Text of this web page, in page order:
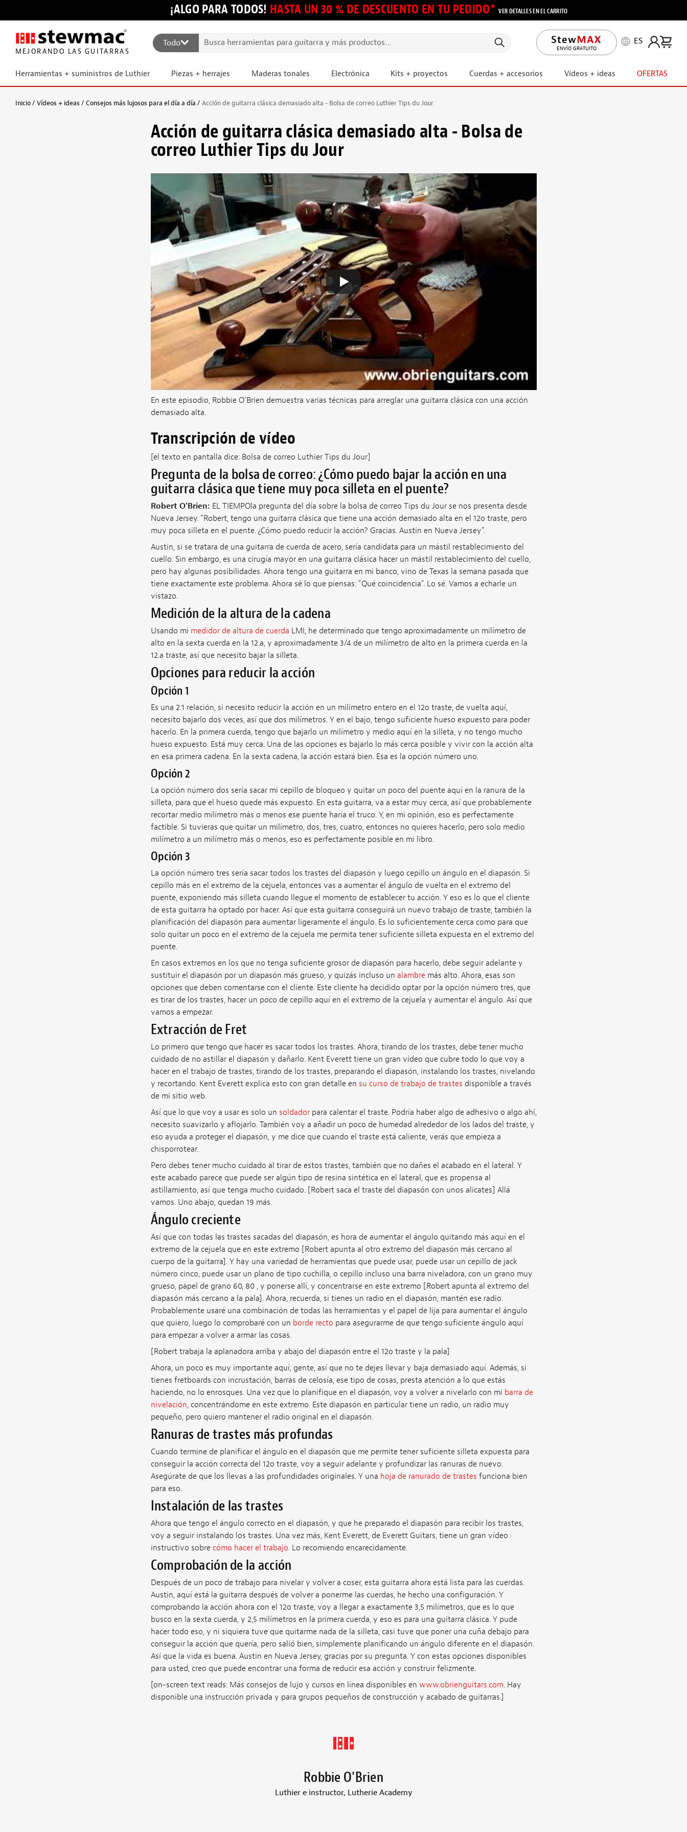
¡ALGO PARA TODOS! HASTA UN 30 % DE DESCUENTO EN TU PEDIDO*VER DETALLES EN EL CARRITO
MEJORANDO LAS GUITARRAS
Todo
ENVÍO GRATUITO
ES
Herramientas + suministros de Luthier Piezas + herrajes Maderas tonales Electrónica Kits + proyectos Cuerdas + accesorios Vídeos + ideas OFERTAS
Inicio Vídeos + ideas Consejos más lujosos para el día a día Acción de guitarra clásica demasiado alta - Bolsa de correo Luthier Tips du Jour
Acción de guitarra clásica demasiado alta - Bolsa de
correo Luthier Tips du Jour
En este episodio, Robbie O’Brien demuestra varias técnicas para arreglar una guitarra clásica con una acción
demasiado alta.
Transcripción de vídeo
[el texto en pantalla dice: Bolsa de correo Luthier Tips du Jour]
Pregunta de la bolsa de correo: ¿Cómo puedo bajar la acción en una
guitarra clásica que tiene muy poca silleta en el puente?
Robert O'Brien: EL TIEMPOla pregunta del día sobre la bolsa de correo Tips du Jour se nos presenta desde
Nueva Jersey. "Robert, tengo una guitarra clásica que tiene una acción demasiado alta en el 12o traste, pero
muy poca silleta en el puente. ¿Cómo puedo reducir la acción? Gracias. Austin en Nueva Jersey".
Austin, si se tratara de una guitarra de cuerda de acero, sería candidata para un mástil restablecimiento del
cuello. Sin embargo, es una cirugía mayor en una guitarra clásica hacer un mástil restablecimiento del cuello,
pero hay algunas posibilidades. Ahora tengo una guitarra en mi banco, vino de Texas la semana pasada que
tiene exactamente este problema. Ahora sé lo que piensas: "Qué coincidencia". Lo sé. Vamos a echarle un
vistazo.
Medición de la altura de la cadena
Usando mi medidor de altura de cuerda LMI, he determinado que tengo aproximadamente un milímetro de
alto en la sexta cuerda en la 12.a, y aproximadamente 3/4 de un milímetro de alto en la primera cuerda en la
12.a traste, así que necesito bajar la silleta.
Opciones para reducir la acción
Opción 1
Es una 2:1 relación, si necesito reducir la acción en un milímetro entero en el 12o traste, de vuelta aquí,
necesito bajarlo dos veces, así que dos milímetros. Y en el bajo, tengo suficiente hueso expuesto para poder
hacerlo. En la primera cuerda, tengo que bajarlo un milímetro y medio aquí en la silleta, y no tengo mucho
hueso expuesto. Está muy cerca. Una de las opciones es bajarlo lo más cerca posible y vivir con la acción alta
en esa primera cadena. En la sexta cadena, la acción estará bien. Esa es la opción número uno.
Opción 2
La opción número dos sería sacar mi cepillo de bloqueo y quitar un poco del puente aquí en la ranura de la
silleta, para que el hueso quede más expuesto. En esta guitarra, va a estar muy cerca, así que probablemente
recortar medio milímetro más o menos ese puente haría el truco. Y, en mi opinión, eso es perfectamente
factible. Si tuvieras que quitar un milímetro, dos, tres, cuatro, entonces no quieres hacerlo, pero solo medio
milímetro a un milímetro más o menos, eso es perfectamente posible en mi libro.
Opción 3
La opción número tres sería sacar todos los trastes del diapasón y luego cepillo un ángulo en el diapasón. Si
cepillo más en el extremo de la cejuela, entonces vas a aumentar el ángulo de vuelta en el extremo del
puente, exponiendo más silleta cuando llegue el momento de establecer tu acción. Y eso es lo que el cliente
de esta guitarra ha optado por hacer. Así que esta guitarra conseguirá un nuevo trabajo de traste, también la
planificación del diapasón para aumentar ligeramente el ángulo. Es lo suficientemente cerca como para que
solo quitar un poco en el extremo de la cejuela me permita tener suficiente silleta expuesta en el extremo del
puente.
En casos extremos en los que no tenga suficiente grosor de diapasón para hacerlo, debe seguir adelante y
sustituir el diapasón por un diapasón más grueso, y quizás incluso un alambre más alto. Ahora, esas son
opciones que deben comentarse con el cliente. Este cliente ha decidido optar por la opción número tres, que
es tirar de los trastes, hacer un poco de cepillo aquí en el extremo de la cejuela y aumentar el ángulo. Así que
vamos a empezar.
Extracción de Fret
Lo primero que tengo que hacer es sacar todos los trastes. Ahora, tirando de los trastes, debe tener mucho
cuidado de no astillar el diapasón y dañarlo. Kent Everett tiene un gran vídeo que cubre todo lo que voy a
hacer en el trabajo de trastes, tirando de los trastes, preparando el diapasón, instalando los trastes, nivelando
y recortando. Kent Everett explica esto con gran detalle en su curso de trabajo de trastes disponible a través
de mi sitio web.
Así que lo que voy a usar es solo un soldadorpara calentar el traste. Podría haber algo de adhesivo o algo ahí,
necesito suavizarlo y aflojarlo. También voy a añadir un poco de humedad alrededor de los lados del traste, y
eso ayuda a proteger el diapasón, y me dice que cuando el traste está caliente, verás que empieza a
chisporrotear.
Pero debes tener mucho cuidado al tirar de estos trastes, también que no dañes el acabado en el lateral. Y
este acabado parece que puede ser algún tipo de resina sintética en el lateral, que es propensa al
astillamiento, así que tenga mucho cuidado. [Robert saca el traste del diapasón con unos alicates] Allá
vamos. Uno abajo, quedan 19 más.
Ángulo creciente
Así que con todas las trastes sacadas del diapasón, es hora de aumentar el ángulo quitando más aquí en el
extremo de la cejuela que en este extremo [Robert apunta al otro extremo del diapasón más cercano al
cuerpo de la guitarra]. Y hay una variedad de herramientas que puede usar, puede usar un cepillo de jack
número cinco, puede usar un plano de tipo cuchilla, o cepillo incluso una barra niveladora, con un grano muy
grueso, papel de grano 60, 80 , y ponerse allí, y concentrarse en este extremo [Robert apunta al extremo del
diapasón más cercano a la pala]. Ahora, recuerda, si tienes un radio en el diapasón, mantén ese radio.
Probablemente usaré una combinación de todas las herramientas y el papel de lija para aumentar el ángulo
que quiero, luego lo comprobaré con un borde recto para asegurarme de que tengo suficiente ángulo aquí
para empezar a volver a armar las cosas.
[Robert trabaja la aplanadora arriba y abajo del diapasón entre el 12o traste y la pala]
Ahora, un poco es muy importante aquí, gente, así que no te dejes llevar y baja demasiado aquí. Además, si
tienes fretboards con incrustación, barras de celosía, ese tipo de cosas, presta atención a lo que estás
haciendo, no lo enrosques. Una vez que lo planifique en el diapasón, voy a volver a nivelarlo con mi barra de
nivelación, concentrándome en este extremo. Este diapasón en particular tiene un radio, un radio muy
pequeño, pero quiero mantener el radio original en el diapasón.
Ranuras de trastes más profundas
Cuando termine de planificar el ángulo en el diapasón que me permite tener suficiente silleta expuesta para
conseguir la acción correcta del 12o traste, voy a seguir adelante y profundizar las ranuras de nuevo.
Asegúrate de que los llevas a las profundidades originales. Y una hoja de ranurado de trastes funciona bien
para eso.
Instalación de las trastes
Ahora que tengo el ángulo correcto en el diapasón, y que he preparado el diapasón para recibir los trastes,
voy a seguir instalando los trastes. Una vez más, Kent Everett, de Everett Guitars, tiene un gran vídeo
instructivo sobre cómo hacer el trabajo.Lo recomiendo encarecidamente.
Comprobación de la acción
Después de un poco de trabajo para nivelar y volver a coser, esta guitarra ahora está lista para las cuerdas.
Austin, aquí está la guitarra después de volver a ponerme las cuerdas, he hecho una configuración. Y
comprobando la acción ahora con el 12o traste, voy a llegar a exactamente 3,5 milímetros, que es lo que
busco en la sexta cuerda, y 2,5 milímetros en la primera cuerda, y eso es para una guitarra clásica. Y pude
hacer todo eso, y ni siquiera tuve que quitarme nada de la silleta, casi tuve que poner una cuña debajo para
conseguir la acción que quería, pero salió bien, simplemente planificando un ángulo diferente en el diapasón.
Así que la vida es buena. Austin en Nueva Jersey, gracias por su pregunta. Y con estas opciones disponibles
para usted, creo que puede encontrar una forma de reducir esa acción y construir felizmente.
[on-screen text reads: Más consejos de lujo y cursos en línea disponibles en www.obrienguitars.com. Hay
disponible una instrucción privada y para grupos pequeños de construcción y acabado de guitarras.]
Robbie O'Brien
Luthier e instructor, Lutherie Academy